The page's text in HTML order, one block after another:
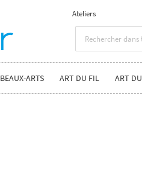
Ateliers
BEAUX-ARTS ART DU FIL ART